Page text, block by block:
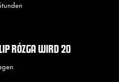
RÓZGA WIRD 20